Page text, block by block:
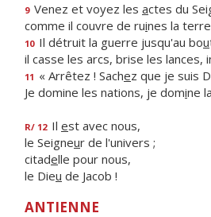
9 Venez et voyez les actes du
comme il couvre de ruines la
10 Il détruit la guerre jusqu'au bou
il casse les arcs, brise les lances,
11 « Arrêtez ! Sachez que je suis
Je domine les nations, je domine
R/ 12 Il est avec nous,
le Seigneur de l'univers ;
citadelle pour nous,
le Dieu de Jacob !
ANTIENNE